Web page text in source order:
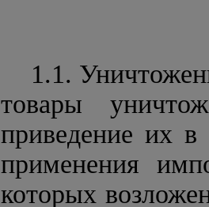
1.1.
товары
приведение их в
применения
которых